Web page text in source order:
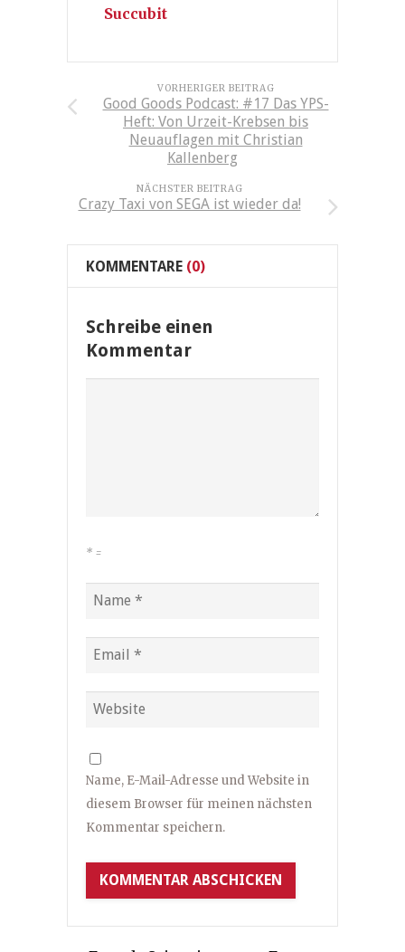
Succubit
VORHERIGER BEITRAG
Good Goods Podcast: #17 Das YPS-
Heft: Von Urzeit-Krebsen bis
Neuauflagen mit Christian
Kallenberg
NÄCHSTER BEITRAG
Crazy Taxi von SEGA ist wieder da!
KOMMENTARE (0)
Schreibe einen
Kommentar
* =
Name, E-Mail-Adresse und Website in
diesem Browser für meinen nächsten
Kommentar speichern.